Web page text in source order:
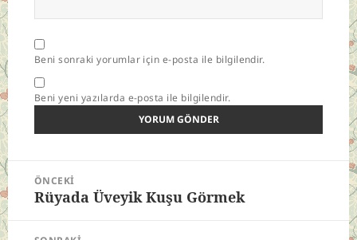
Beni sonraki yorumlar için e-posta ile bilgilendir.
Beni yeni yazılarda e-posta ile bilgilendir.
Yazı
gezinmesi
ÖNCEKI
Önceki
Rüyada Üveyik Kuşu Görmek